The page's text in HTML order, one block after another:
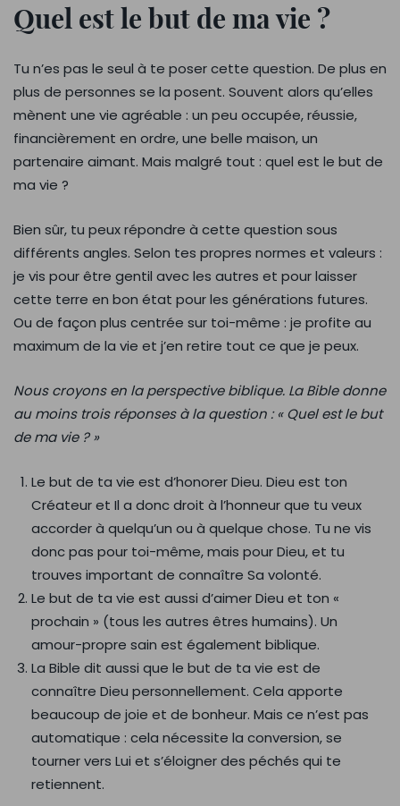
Quel est le but de ma vie ?
Tu n’es pas le seul à te poser cette question. De plus en
plus de personnes se la posent. Souvent alors qu’elles
mènent une vie agréable : un peu occupée, réussie,
financièrement en ordre, une belle maison, un
partenaire aimant. Mais malgré tout : quel est le but de
ma vie ?
Bien sûr, tu peux répondre à cette question sous
différents angles. Selon tes propres normes et valeurs :
je vis pour être gentil avec les autres et pour laisser
cette terre en bon état pour les générations futures.
Ou de façon plus centrée sur toi-même : je profite au
maximum de la vie et j’en retire tout ce que je peux.
Nous croyons en la perspective biblique. La Bible donne
au moins trois réponses à la question : « Quel est le but
de ma vie ? »
Le but de ta vie est d’honorer Dieu. Dieu est ton
Créateur et Il a donc droit à l’honneur que tu veux
accorder à quelqu’un ou à quelque chose. Tu ne vis
donc pas pour toi-même, mais pour Dieu, et tu
trouves important de connaître Sa volonté.
Le but de ta vie est aussi d’aimer Dieu et ton «
prochain » (tous les autres êtres humains). Un
amour-propre sain est également biblique.
La Bible dit aussi que le but de ta vie est de
connaître Dieu personnellement. Cela apporte
beaucoup de joie et de bonheur. Mais ce n’est pas
automatique : cela nécessite la conversion, se
tourner vers Lui et s’éloigner des péchés qui te
retiennent.